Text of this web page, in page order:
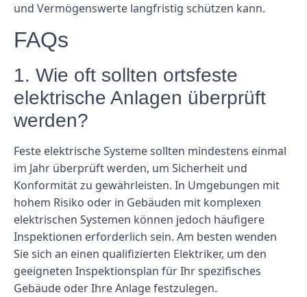
und Vermögenswerte langfristig schützen kann.
FAQs
1. Wie oft sollten ortsfeste
elektrische Anlagen überprüft
werden?
Feste elektrische Systeme sollten mindestens einmal
im Jahr überprüft werden, um Sicherheit und
Konformität zu gewährleisten. In Umgebungen mit
hohem Risiko oder in Gebäuden mit komplexen
elektrischen Systemen können jedoch häufigere
Inspektionen erforderlich sein. Am besten wenden
Sie sich an einen qualifizierten Elektriker, um den
geeigneten Inspektionsplan für Ihr spezifisches
Gebäude oder Ihre Anlage festzulegen.